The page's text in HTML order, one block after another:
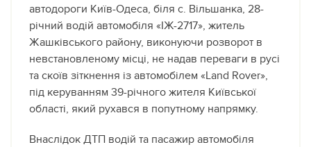
автодороги Київ-Одеса, бiля с. Вiльшанка, 28-
річний водiй автомобiля «IЖ-2717», житель
Жашківського району, виконуючи розворот в
невстановленому мiсцi, не надав переваги в русi
та скоїв зiткнення iз автомобiлем «Land Rover»,
пiд керуванням 39-річного жителя Київської
області, який рухався в попутному напрямку.
Внаслiдок ДТП водiй та пасажир автомобiля